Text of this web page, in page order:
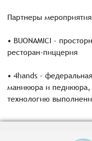
Партнеры
• BUONAMICI -
ресторан-пиццерия
• 4hands -
маникюра и педикюра,
технологию